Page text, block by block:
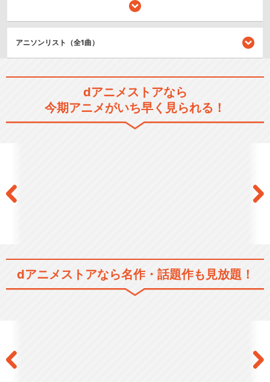
作詞:KOTOKO／作曲・編曲:井内舞子
©NBCUniversal ENTERTAINMENT JAPAN.LLC.
関連のアニソン
東京レイヴンズ
アニソンリスト（全1曲）
dアニメストアなら
今期アニメがいち早く見られる！
dアニメストアなら名作・話題作も見放題！